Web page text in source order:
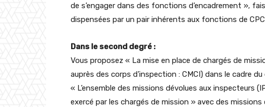
de s’engager dans des fonctions d’encadrement »,
dispensées par un pair inhérents aux fonctions de
Dans le second degré :
Vous proposez « La mise en place de chargés de
auprès des corps d’inspection : CMCI) dans le cadre
« L’ensemble des missions dévolues aux inspecteurs
exercé par les chargés de mission » avec des